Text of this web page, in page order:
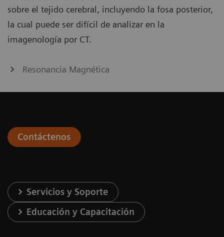
sobre el tejido cerebral, incluyendo la fosa posterior,
la cual puede ser difícil de analizar en la
imagenología por CT.
Resonancia Magnética
Contáctenos
Servicios y Soporte
Educación y Capacitación